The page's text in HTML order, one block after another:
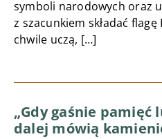
symboli narodowych oraz
z szacunkiem składać flagę
chwile uczą, […]
„Gdy gaśnie pamięć
dalej mówią